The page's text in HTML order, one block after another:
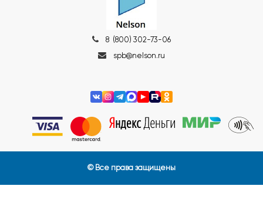
8 (800) 302-73-06
spb@nelson.ru
© Все права защищены